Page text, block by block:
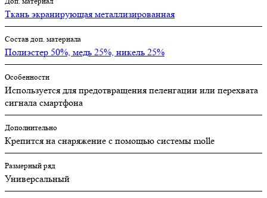
Ткань экранирующая металлизированная
Состав доп. материала
Полиэстер 50%, медь 25%, никель 25%
Особенности
Используется для предотвращения пеленгации или перехвата
сигнала смартфона
Дополнительно
Крепится на снаряжение с помощью системы molle
Размерный ряд
Универсальный